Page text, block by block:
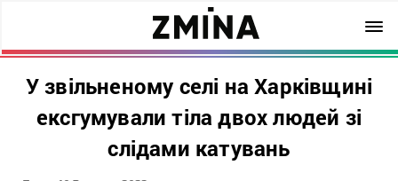
У звільненому селі на Харківщині
ексгумували тіла двох людей зі
слідами катувань